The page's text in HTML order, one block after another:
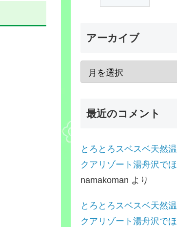
アーカイブ
最近のコメント
とろとろスベスベ天然
クアリゾート湯舟沢で
namakoman より
とろとろスベスベ天然
クアリゾート湯舟沢で